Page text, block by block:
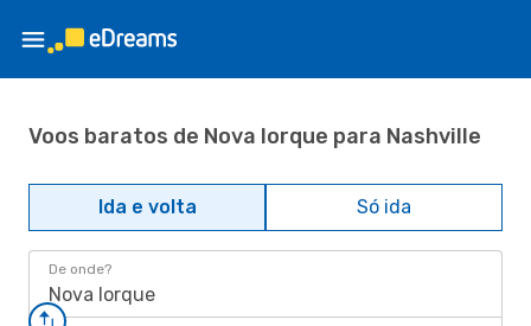
Voos baratos de Nova Iorque para Nashville
Ida e volta Só ida
De onde?
Nova Iorque